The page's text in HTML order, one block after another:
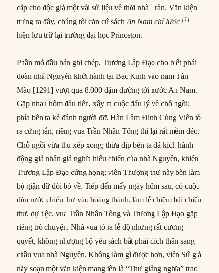
cấp cho độc giả một vài sử liệu về thời nhà Trần. Văn kiện
trưng ra đây, chúng tôi căn cứ sáchAn Nam chí lược[1]
hiện lưu trữ lại trường đại học Princeton.
Phần mở đầu bản ghi chép, Trương Lập Đạo cho biết phái
đoàn nhà Nguyên khởi hành tại Bắc Kinh vào năm Tân
Mão [1291] vượt qua 8.000 dặm đường tới nước An Nam.
Gặp nhau hôm đầu tiên, xẩy ra cuộc đấu lý về chỗ ngồi;
phía bên ta kẻ đánh người đỡ, Hàn Lâm Đinh Củng Viên tỏ
ra cứng rắn, riêng vua Trần Nhân Tông thì lại rất mềm dẻo.
Chỗ ngồi vừa thu xếp xong; thừa dịp bên ta đả kích hành
động giả nhân giả nghĩa hiếu chiến của nhà Nguyên, khiến
Trương Lập Đạo cứng họng; viên Thượng thư này bèn làm
bộ giận dữ đòi bỏ về. Tiếp đến mấy ngày hôm sau, có cuộc
đón rước chiếu thư vào hoàng thành; làm lễ chiêm bái chiếu
thư, dự tiệc, vua Trần Nhân Tông và Trương Lập Đạo gặp
riêng trò chuyện. Nhà vua tỏ ra lễ độ nhưng rất cương
quyết, không nhượng bộ yêu sách bắt phải đích thân sang
chầu vua nhà Nguyên. Không làm gì được hơn, viên Sứ giả
này soạn một văn kiện mang tên là “Thư giảng nghĩa” trao